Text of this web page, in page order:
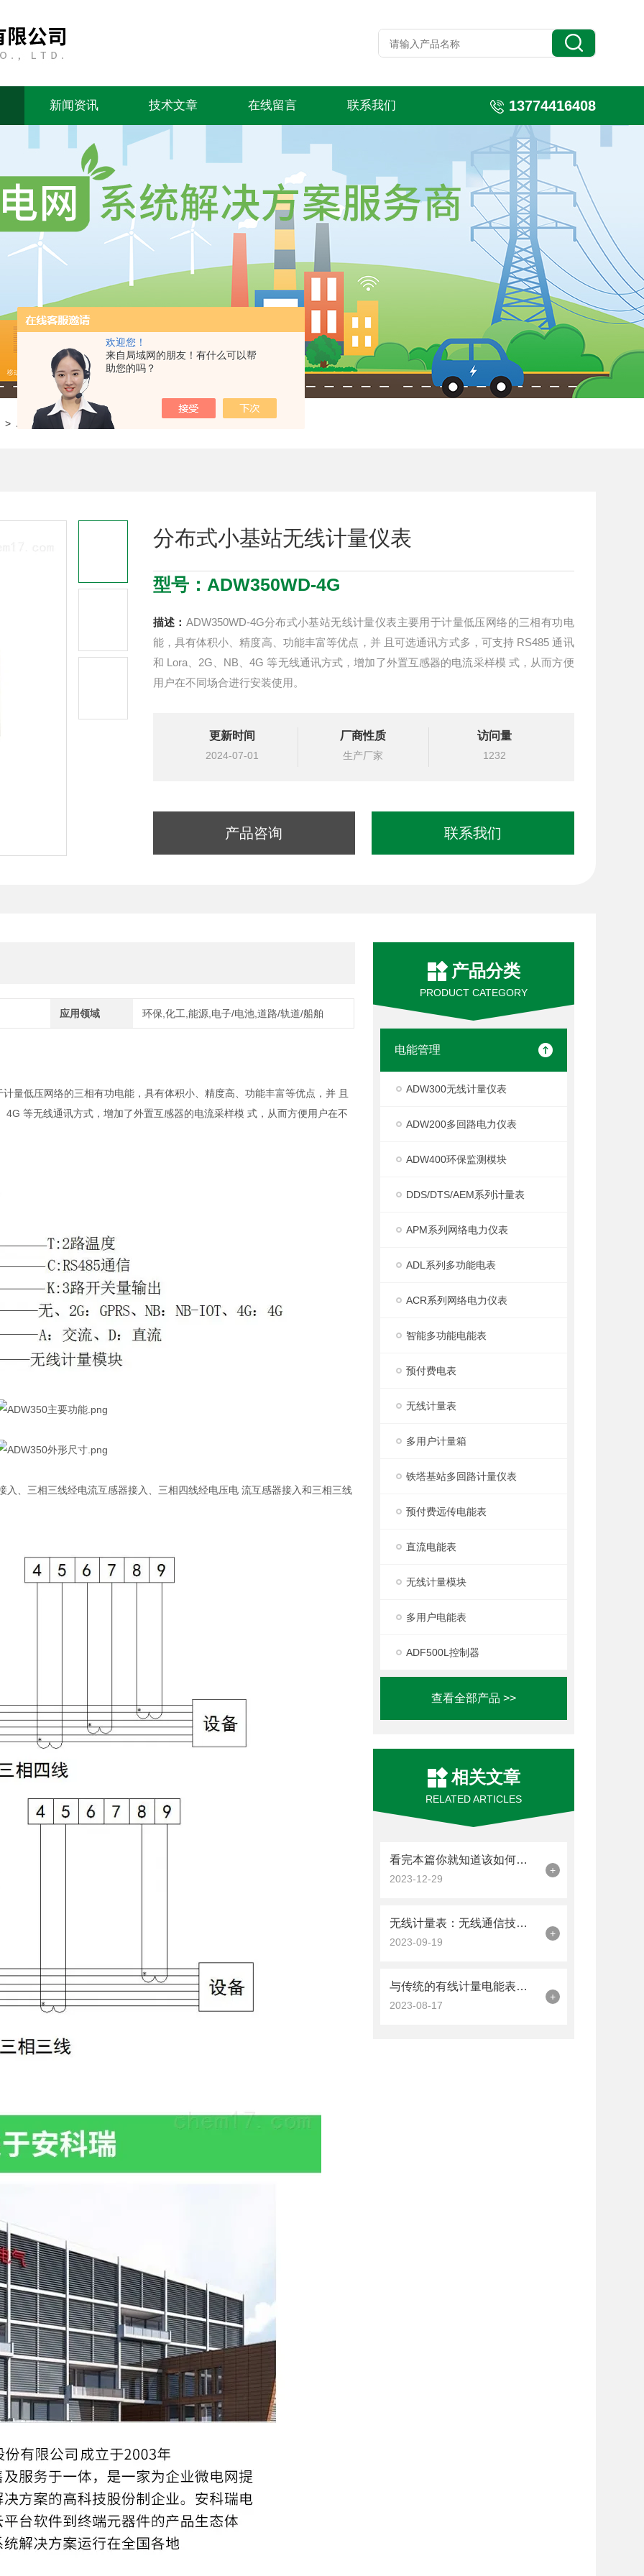
欢迎您！
来自局域网的朋友！有什么可以帮
助您的吗？
新闻资讯 技术文章 在线留言 联系我们 13774416408
> ADW350WD-4G分布式小基站无线计量仪表
分布式小基站无线计量仪表
型号：ADW350WD-4G
描述： ADW350WD-4G分布式小基站无线计量仪表主要用于计量低压网络的三相有功电
能，具有体积小、精度高、功能丰富等优点，并 且可选通讯方式多，可支持 RS485 通讯
和 Lora、2G、NB、4G 等无线通讯方式，增加了外置互感器的电流采样模 式，从而方便
用户在不同场合进行安装使用。
更新时间
2024-07-01
厂商性质
生产厂家
访问量
1232
产品咨询 联系我们
产品分类
PRODUCT CATEGORY
电能管理
ADW300无线计量仪表
ADW200多回路电力仪表
ADW400环保监测模块
DDS/DTS/AEM系列计量表
APM系列网络电力仪表
ADL系列多功能电表
ACR系列网络电力仪表
智能多功能电能表
预付费电表
无线计量表
多用户计量箱
铁塔基站多回路计量仪表
预付费远传电能表
直流电能表
无线计量模块
多用户电能表
ADF500L控制器
查看全部产品 >>
相关文章
RELATED ARTICLES
看完本篇你就知道该如何使用无线计量表了
2023-12-29
+
无线计量表：无线通信技术在计量领域的应用
2023-09-19
+
与传统的有线计量电能表相比无线计量电能表的优势有哪些呢
2023-08-17
+
应用领域 环保,化工,能源,电子/电池,道路/轨道/船舶
计量低压网络的三相有功电能，具有体积小、精度高、功能丰富等优点，并 且
等无线通讯方式，增加了外置互感器的电流采样模 式，从而方便用户在不
、三相三线经电流互感器接入、三相四线经电压电 流互感器接入和三相三线